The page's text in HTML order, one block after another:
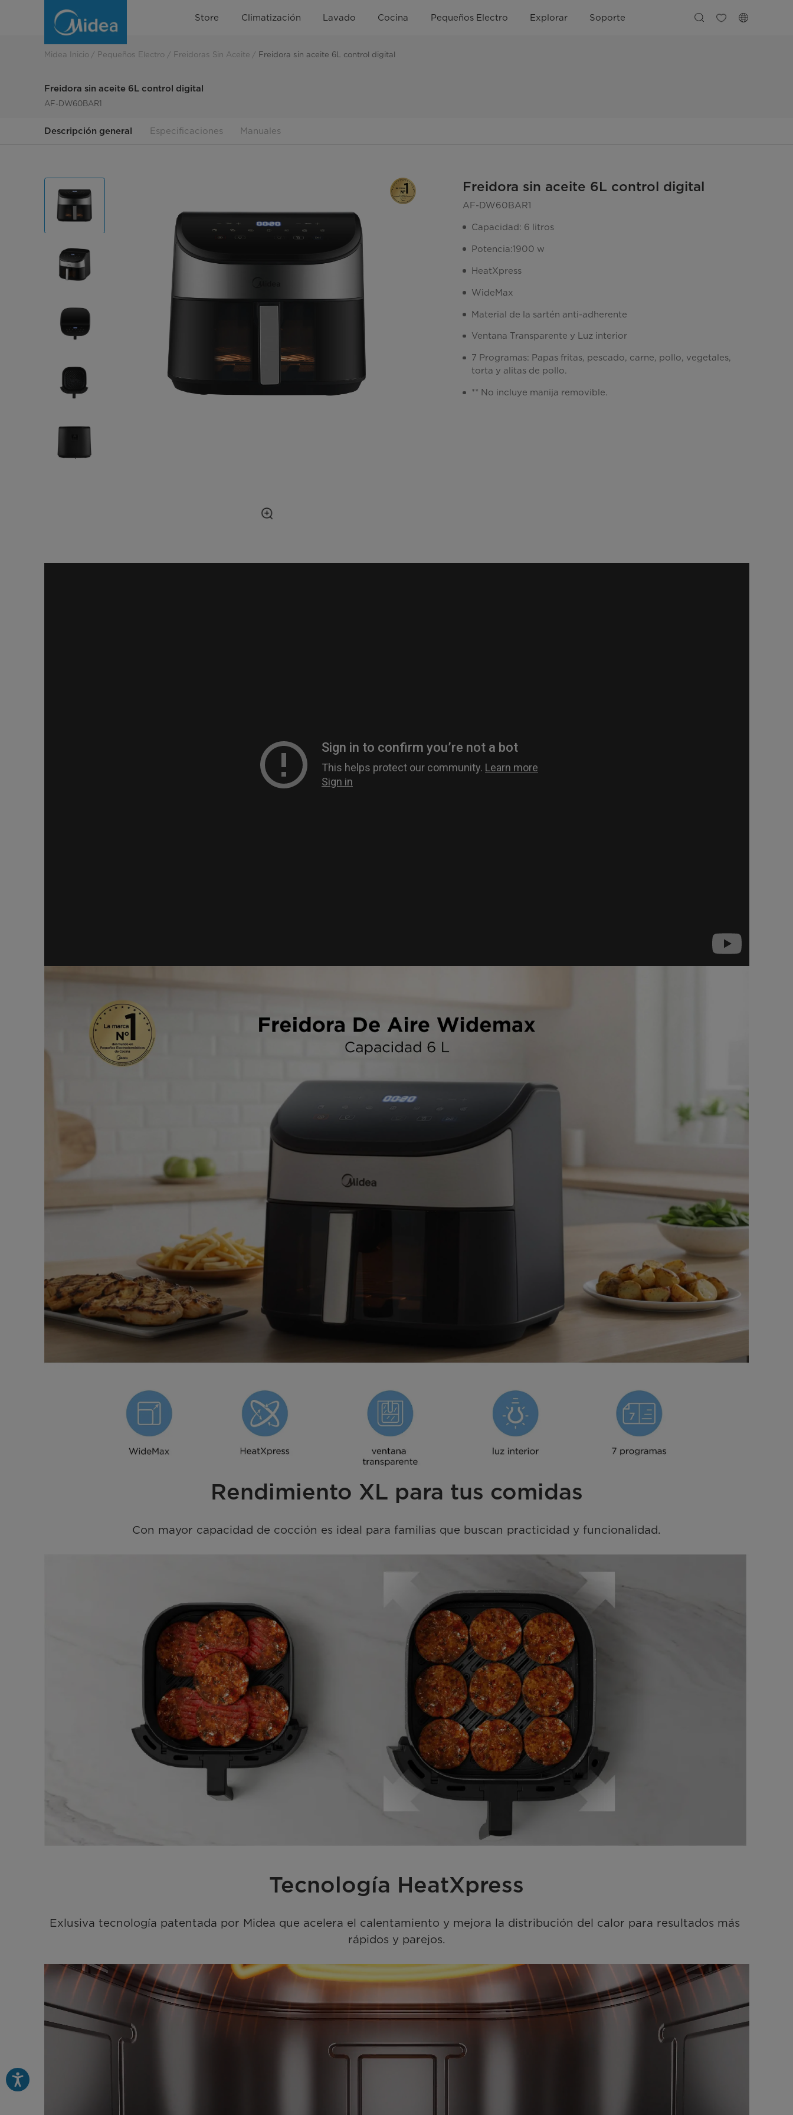
Freidora
aceite
Store Climatización Lavado Cocina Pequeños Electro Explorar Soporte
Midea Inicio Pequeños Electro Freidoras Sin Aceite Freidora sin aceite 6L control digital
Freidora sin aceite 6L control digital
AF-DW60BAR1
Descripción general Especificaciones Manuales
Freidora sin aceite 6L control digital
AF-DW60BAR1
Capacidad: 6 litros
Potencia:1900 w
HeatXpress
WideMax
Material de la sartén anti-adherente
Ventana Transparente y Luz interior
7 Programas: Papas fritas, pescado, carne, pollo, vegetales,
torta y alitas de pollo.
** No incluye manija removible.
Rendimiento XL para tus comidas
Con mayor capacidad de cocción es ideal para familias que buscan practicidad y funcionalidad.
Tecnología HeatXpress
Exlusiva tecnología patentada por Midea que acelera el calentamiento y mejora la distribución del calor para resultados más
rápidos y parejos.